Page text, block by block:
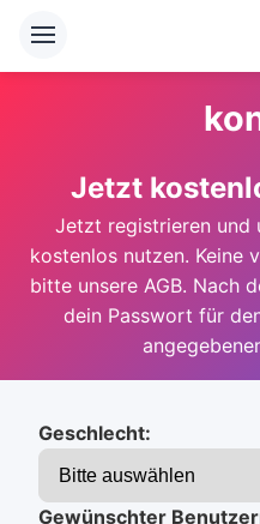
Jetzt
Jetzt registrieren und
kostenlos nutzen. Keine
bitte unsere AGB. Nach
dein Passwort für
Geschlecht:
Gewünschter